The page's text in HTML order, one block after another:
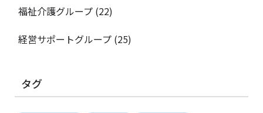
福祉介護グループ (22)
経営サポートグループ (25)
タグ